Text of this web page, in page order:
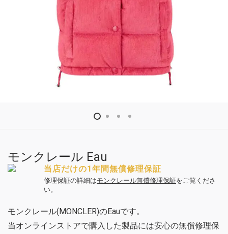
モンクレール Eau
当店だけの1年間無償修理保証
修理保証の詳細はモンクレール無償修理保証をご覧くださ
い。
モンクレール(MONCLER)のEauです。
当オンラインストアで購入した製品には安心の無償修理保